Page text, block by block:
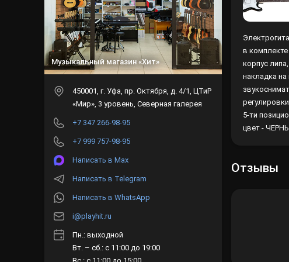
в
корпус
накладка на
5-ти
цвет -
Отзывы
Лампы
Музыкальный магазин «Хит»
450001 , г. Уфа пр. Октября, д. 4/1, ЦТиР
«Мир», 3 уровень, Северная галерея
+7 347 266-98-95
+7 999 757-98-95
Написать в Max
Написать в Telegram
Написать в WhatsApp
i@playhit.ru
Пн.: выходной
Вт. – сб.: с 11:00 до 19:00